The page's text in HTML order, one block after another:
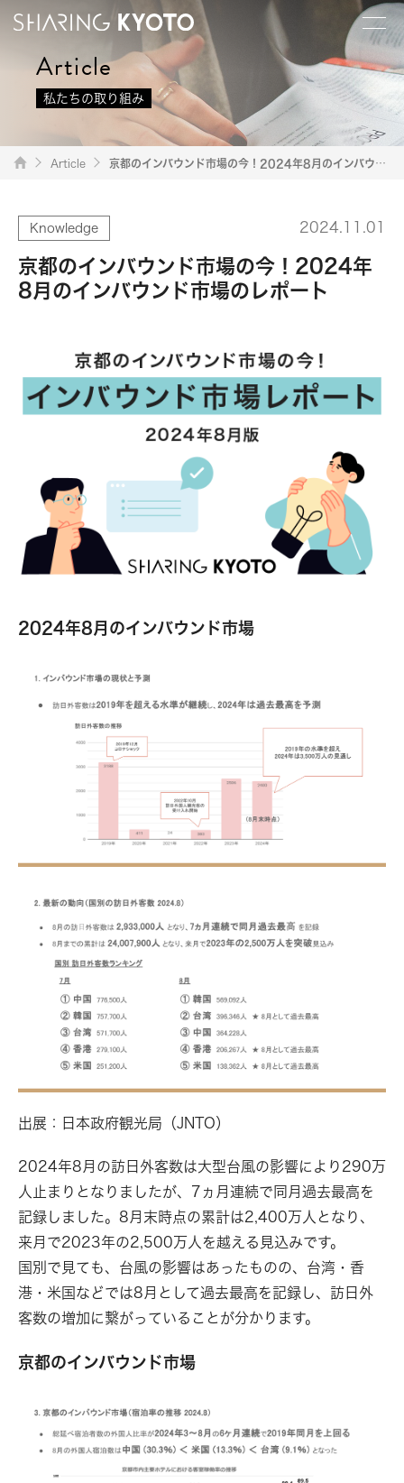
Top
Service
Article
Article
私たちの取り組み
Article 京都のインバウンド市場の今！2024年8月のインバウンド市場のレポート
Knowledge 2024.11.01
京都のインバウンド市場の今！2024年
8月のインバウンド市場のレポート
2024年8月のインバウンド市場
出展：日本政府観光局（JNTO）
2024年8月の訪日外客数は大型台風の影響により290万
人止まりとなりましたが、7ヵ月連続で同月過去最高を
記録しました。8月末時点の累計は2,400万人となり、
来月で2023年の2,500万人を越える見込みです。
国別で見ても、台風の影響はあったものの、台湾・香
港・米国などでは8月として過去最高を記録し、訪日外
客数の増加に繋がっていることが分かります。
京都のインバウンド市場